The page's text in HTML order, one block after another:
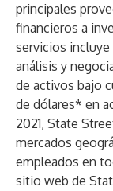
principales
financieros a
servicios
análisis y
de activos bajo
de dólares* en
2021, State
mercados
empleados en
sitio web de